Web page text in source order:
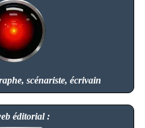
scénariste, écrivain
éditorial :